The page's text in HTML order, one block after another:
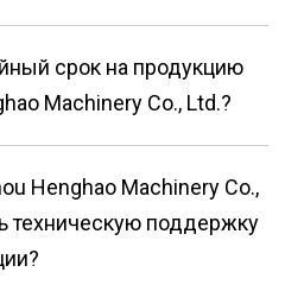
срок на продукцию
Machinery Co., Ltd.?
Henghao Machinery Co.,
техническую поддержку